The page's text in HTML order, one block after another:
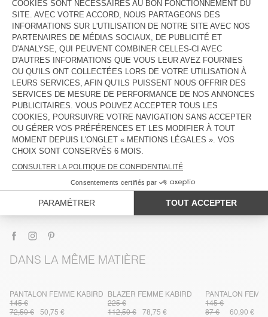
Le mannequin mesure 175 cm et porte une taille S
GUIDE DES TAILLES
Livraison estiméeentre le mardi 11 août et le jeudi 13 août
AJOUTER AU PANIER
VOIR LA DISPONIBILITE EN MAGASIN
DESCRIPTION
TAILLE ET COUPE
COMPOSITION
ENTRETIEN
TRAÇABILITÉ
LIVRAISON ET RETOURS
DANS LA MÊME MATIÈRE
PANTALON FEMME KABIRD
145 €
72,50 €
50,75 €
BLAZER FEMME KABIRD
225 €
112,50 €
78,75 €
PANTALON
145 €
87 €
60,90 €